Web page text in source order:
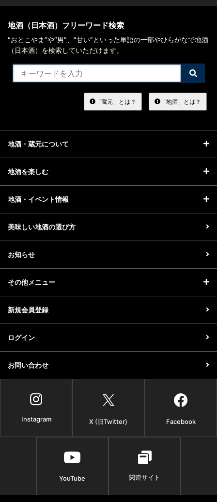
地酒（日本酒）フリーワード検索
“おとこやま”や“男”、”甘い”といった単語の一部やひらがなで地酒
（日本酒）を検索していただけます。
検
索
る
「蔵元」とは？ 「地酒」とは？
地酒・蔵元について
地酒を楽しむ
地酒・イベント情報
美味しい地酒の選び方
お知らせ
その他メニュー
新規会員登録
ログイン
お問い合わせ
Instagram X (旧Twitter) Facebook
YouTube 関連サイト